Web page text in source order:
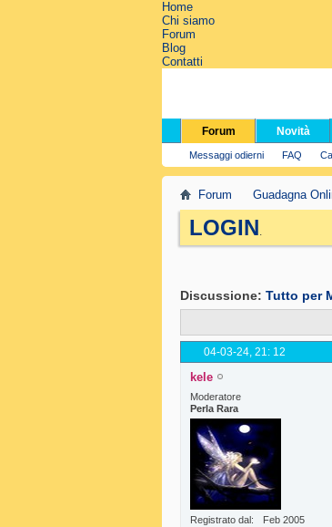
Home
Chi siamo
Forum
Blog
Contatti
Forum
Messaggi odierni FAQ
Novità
Forum Guadagna
LOGIN.
Discussione: Tutto per
04-03-24, 21: 12
kele
Moderatore
Perla Rara
Registrato dal
Feb 2005